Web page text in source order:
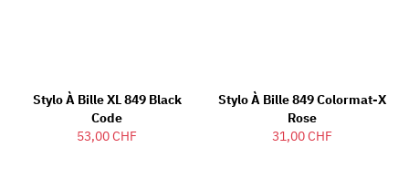
Stylo À Bille XL 849 Black
Code
53,00 CHF
Stylo À Bille 849 Colormat-X
Rose
31,00 CHF